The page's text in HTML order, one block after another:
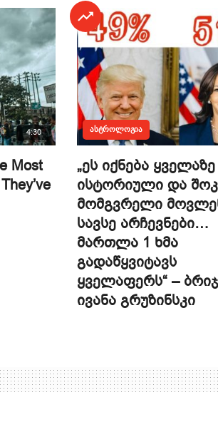
4:30
Most
ᲐᲡᲢᲠᲝᲚᲝᲒᲘᲐ
„ეს იქნება ყველაზე
ისტორიული და
მომგვრელი
სავსე არჩევნები…
მართლა 1 ხმა
გადაწყვიტავს
ყველაფერს“ –
ივანა გრუზინსკი